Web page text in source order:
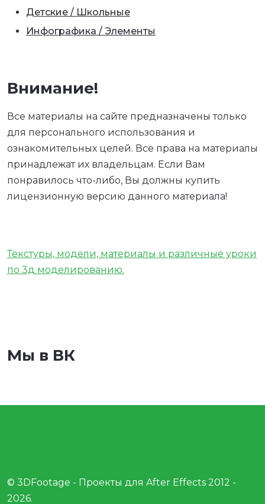
Детские / Школьные
Инфографика / Элементы
Внимание!
Все материалы на сайте предназначены только
для персонального использования и
ознакомительных целей. Все права на материалы
принадлежат их владельцам. Если Вам
понравилось что-либо, Вы должны купить
лицензионную версию данного материала!
Текстуры, модели, материалы и различные уроки
по 3д моделированию.
Мы в ВК
© 3DFootage - Проекты для After Effects 2012 -
2026.